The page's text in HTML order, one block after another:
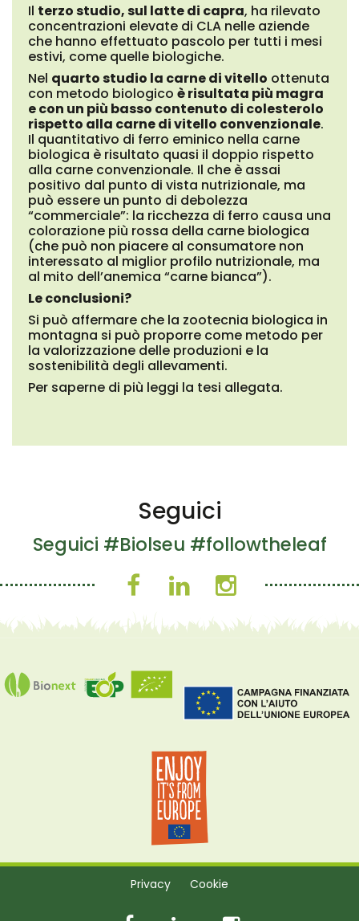
Il terzo studio, sul latte di capra, ha rilevato
concentrazioni elevate di CLA nelle aziende
che hanno effettuato pascolo per tutti i mesi
estivi, come quelle biologiche.
Nel quarto studio la carne di vitello ottenuta
con metodo biologico è risultata più magra
e con un più basso contenuto di colesterolo
rispetto alla carne di vitello convenzionale.
Il quantitativo di ferro eminico nella carne
biologica è risultato quasi il doppio rispetto
alla carne convenzionale. Il che è assai
positivo dal punto di vista nutrizionale, ma
può essere un punto di debolezza
“commerciale”: la ricchezza di ferro causa una
colorazione più rossa della carne biologica
(che può non piacere al consumatore non
interessato al miglior profilo nutrizionale, ma
al mito dell’anemica “carne bianca”).
Le conclusioni?
Si può affermare che la zootecnia biologica in
montagna si può proporre come metodo per
la valorizzazione delle produzioni e la
sostenibilità degli allevamenti.
Per saperne di più leggi la tesi allegata.
Seguici
Seguici #Biolseu #followtheleaf
Privacy Cookie